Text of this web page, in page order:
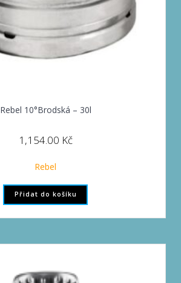
Rebel 10°Brodská – 30l
1,154.00 Kč
Rebel
Přidat do košíku